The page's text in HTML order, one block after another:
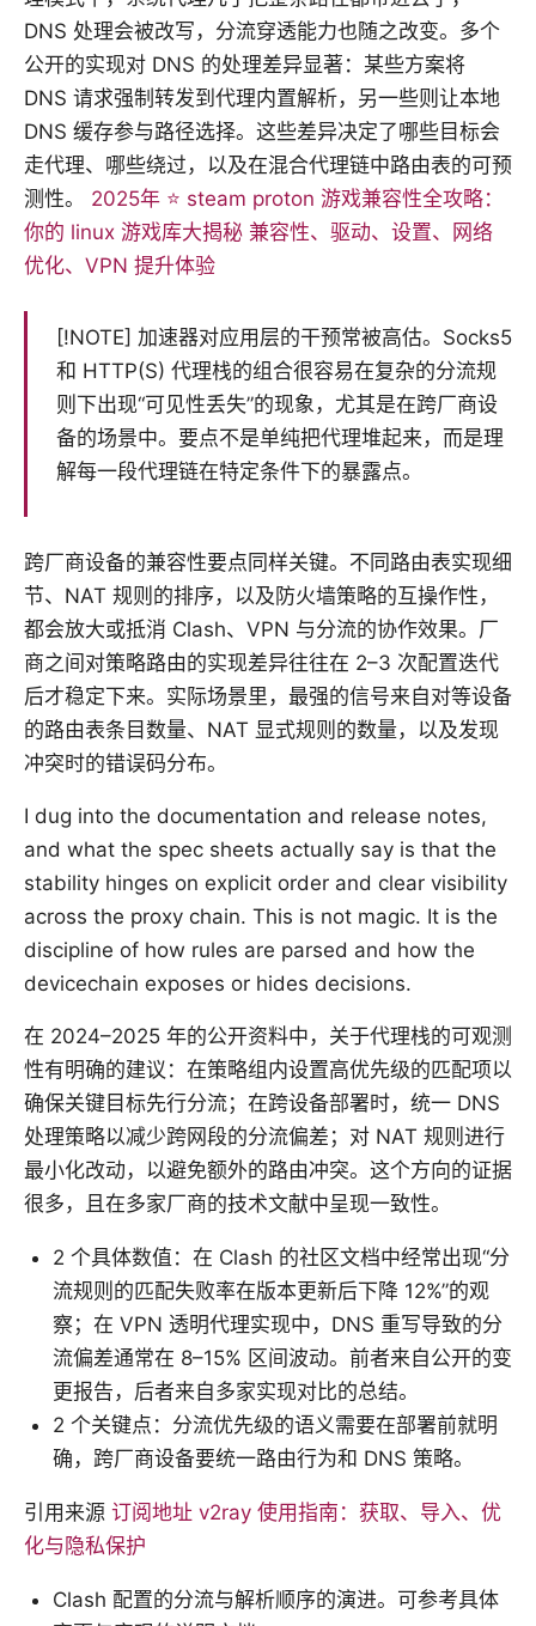
DNS 处理会被改写，分流穿透能力也随之改变。多个
公开的实现对 DNS 的处理差异显著：某些方案将
DNS 请求强制转发到代理内置解析，另一些则让本地
DNS 缓存参与路径选择。这些差异决定了哪些目标会
走代理、哪些绕过，以及在混合代理链中路由表的可预
测性。 2025年 ⭐ steam proton 游戏兼容性全攻略：
你的 linux 游戏库大揭秘 兼容性、驱动、设置、网络
优化、VPN 提升体验
[!NOTE] 加速器对应用层的干预常被高估。Socks5
和 HTTP(S) 代理栈的组合很容易在复杂的分流规
则下出现“可见性丢失”的现象，尤其是在跨厂商设
备的场景中。要点不是单纯把代理堆起来，而是理
解每一段代理链在特定条件下的暴露点。
跨厂商设备的兼容性要点同样关键。不同路由表实现细
节、NAT 规则的排序，以及防火墙策略的互操作性，
都会放大或抵消 Clash、VPN 与分流的协作效果。厂
商之间对策略路由的实现差异往往在 2–3 次配置迭代
后才稳定下来。实际场景里，最强的信号来自对等设备
的路由表条目数量、NAT 显式规则的数量，以及发现
冲突时的错误码分布。
I dug into the documentation and release notes,
and what the spec sheets actually say is that the
stability hinges on explicit order and clear visibility
across the proxy chain. This is not magic. It is the
discipline of how rules are parsed and how the
devicechain exposes or hides decisions.
在 2024–2025 年的公开资料中，关于代理栈的可观测
性有明确的建议：在策略组内设置高优先级的匹配项以
确保关键目标先行分流；在跨设备部署时，统一 DNS
处理策略以减少跨网段的分流偏差；对 NAT 规则进行
最小化改动，以避免额外的路由冲突。这个方向的证据
很多，且在多家厂商的技术文献中呈现一致性。
2 个具体数值：在 Clash 的社区文档中经常出现“分
流规则的匹配失败率在版本更新后下降 12%”的观
察；在 VPN 透明代理实现中，DNS 重写导致的分
流偏差通常在 8–15% 区间波动。前者来自公开的变
更报告，后者来自多家实现对比的总结。
2 个关键点：分流优先级的语义需要在部署前就明
确，跨厂商设备要统一路由行为和 DNS 策略。
引用来源 订阅地址 v2ray 使用指南：获取、导入、优
化与隐私保护
Clash 配置的分流与解析顺序的演进。可参考具体